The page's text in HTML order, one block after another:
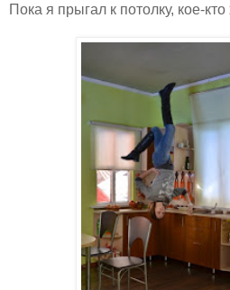
Пока я прыгал к потолку, кое-